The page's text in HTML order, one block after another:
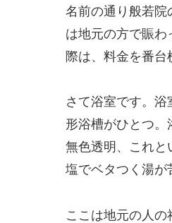
名前の通り般若院
は地元の方で賑
際は、料金を番台
さて浴室です。
形浴槽がひとつ
無色透明、これと
塩でベタつく湯が
ここは地元の人